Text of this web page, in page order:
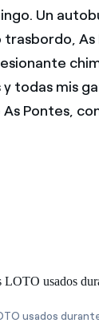
Un
As
todas mis
Pontes,
usados